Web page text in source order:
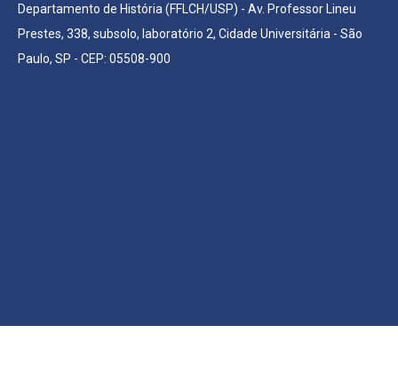
Departamento de História (FFLCH/USP) - Av. Professor Lineu
Prestes, 338, subsolo, laboratório 2, Cidade Universitária - São
Paulo, SP - CEP: 05508-900